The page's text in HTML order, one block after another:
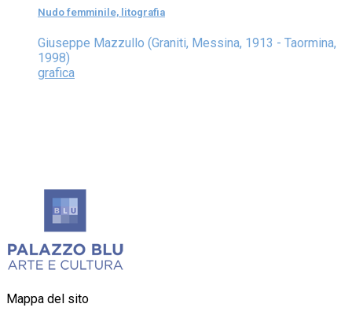
Nudo femminile, litografia
Giuseppe Mazzullo (Graniti, Messina, 1913 - Taormina,
1998)
grafica
Mappa del sito